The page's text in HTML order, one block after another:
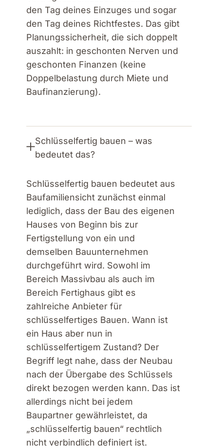
den Tag deines Einzuges und sogar
den Tag deines Richtfestes. Das gibt
Planungssicherheit, die sich doppelt
auszahlt: in geschonten Nerven und
geschonten Finanzen (keine
Doppelbelastung durch Miete und
Baufinanzierung).
Schlüsselfertig bauen – was
bedeutet das?
Schlüsselfertig bauen bedeutet aus
Baufamiliensicht zunächst einmal
lediglich, dass der Bau des eigenen
Hauses von Beginn bis zur
Fertigstellung von ein und
demselben Bauunternehmen
durchgeführt wird. Sowohl im
Bereich Massivbau als auch im
Bereich Fertighaus gibt es
zahlreiche Anbieter für
schlüsselfertiges Bauen. Wann ist
ein Haus aber nun in
schlüsselfertigem Zustand? Der
Begriff legt nahe, dass der Neubau
nach der Übergabe des Schlüssels
direkt bezogen werden kann. Das ist
allerdings nicht bei jedem
Baupartner gewährleistet, da
„schlüsselfertig bauen“ rechtlich
nicht verbindlich definiert ist.